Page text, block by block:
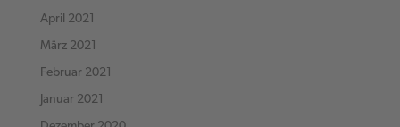
April 2021
März 2021
Februar 2021
Januar 2021